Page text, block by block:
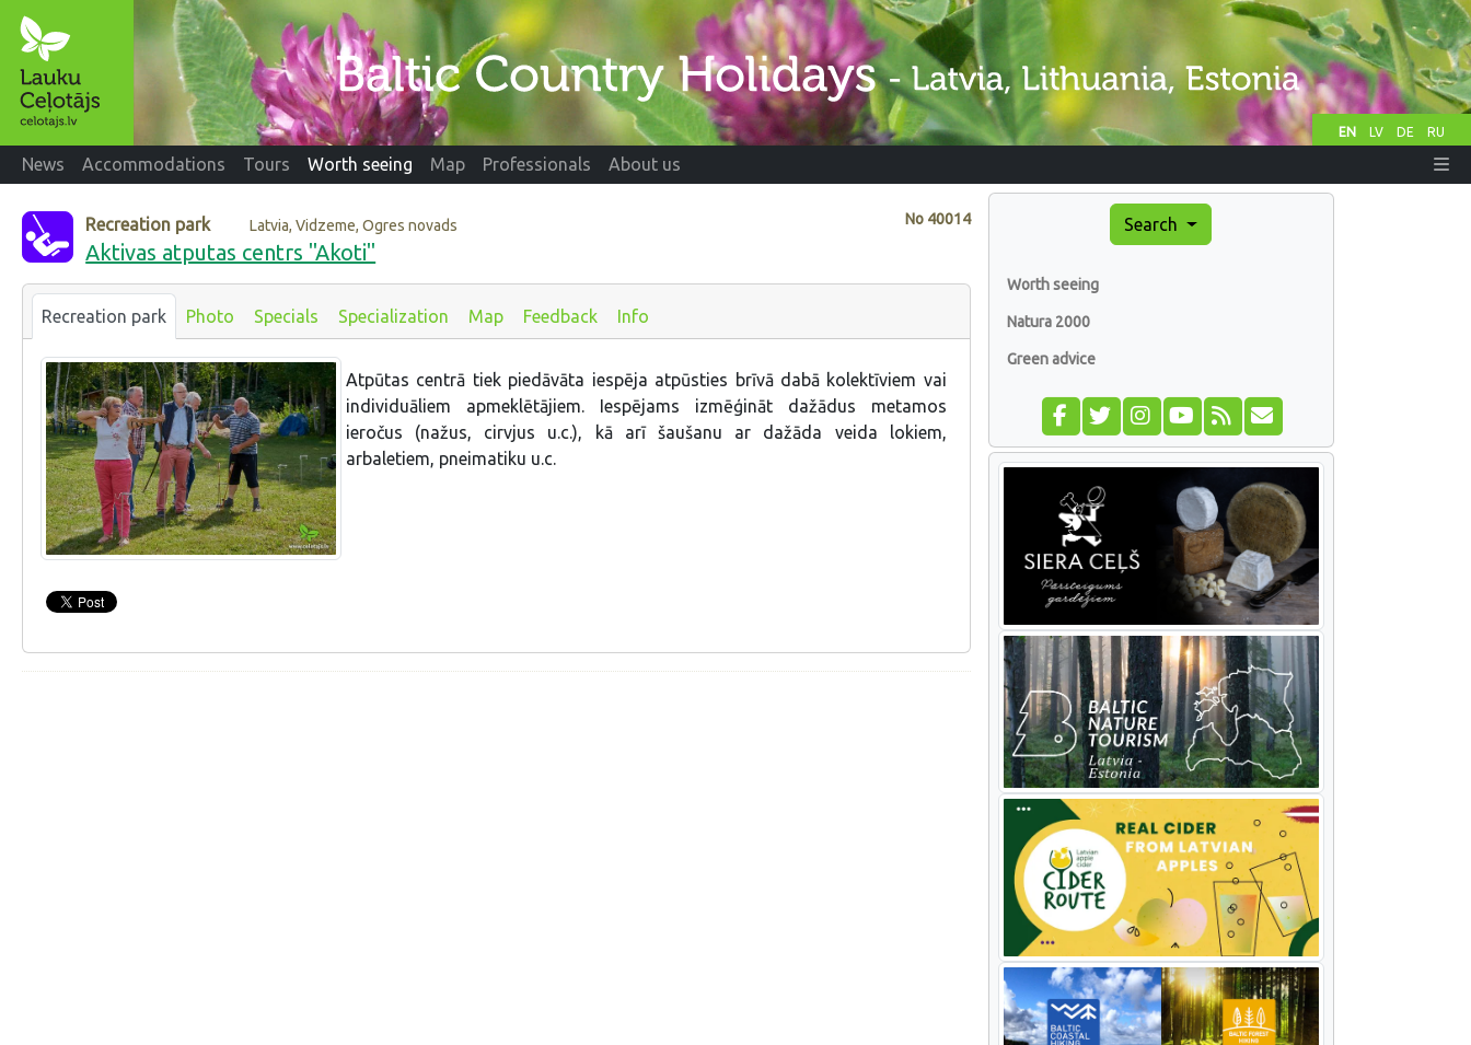
EN LV DE RU
News Accommodations Tours Worth seeing Map Professionals About us
No 40014
Recreation park Latvia, Vidzeme, Ogres novads
Aktivas atputas centrs "Akoti"
Recreation park Photo Specials Specialization Map Feedback Info
Atpūtas centrā tiek piedāvāta iespēja atpūsties brīvā dabā kolektīviem vai
individuāliem apmeklētājiem. Iespējams izmēģināt dažādus metamos
ieročus (nažus, cirvjus u.c.), kā arī šaušanu ar dažāda veida lokiem,
arbaletiem, pneimatiku u.c.
Search
Worth seeing
Natura 2000
Green advice